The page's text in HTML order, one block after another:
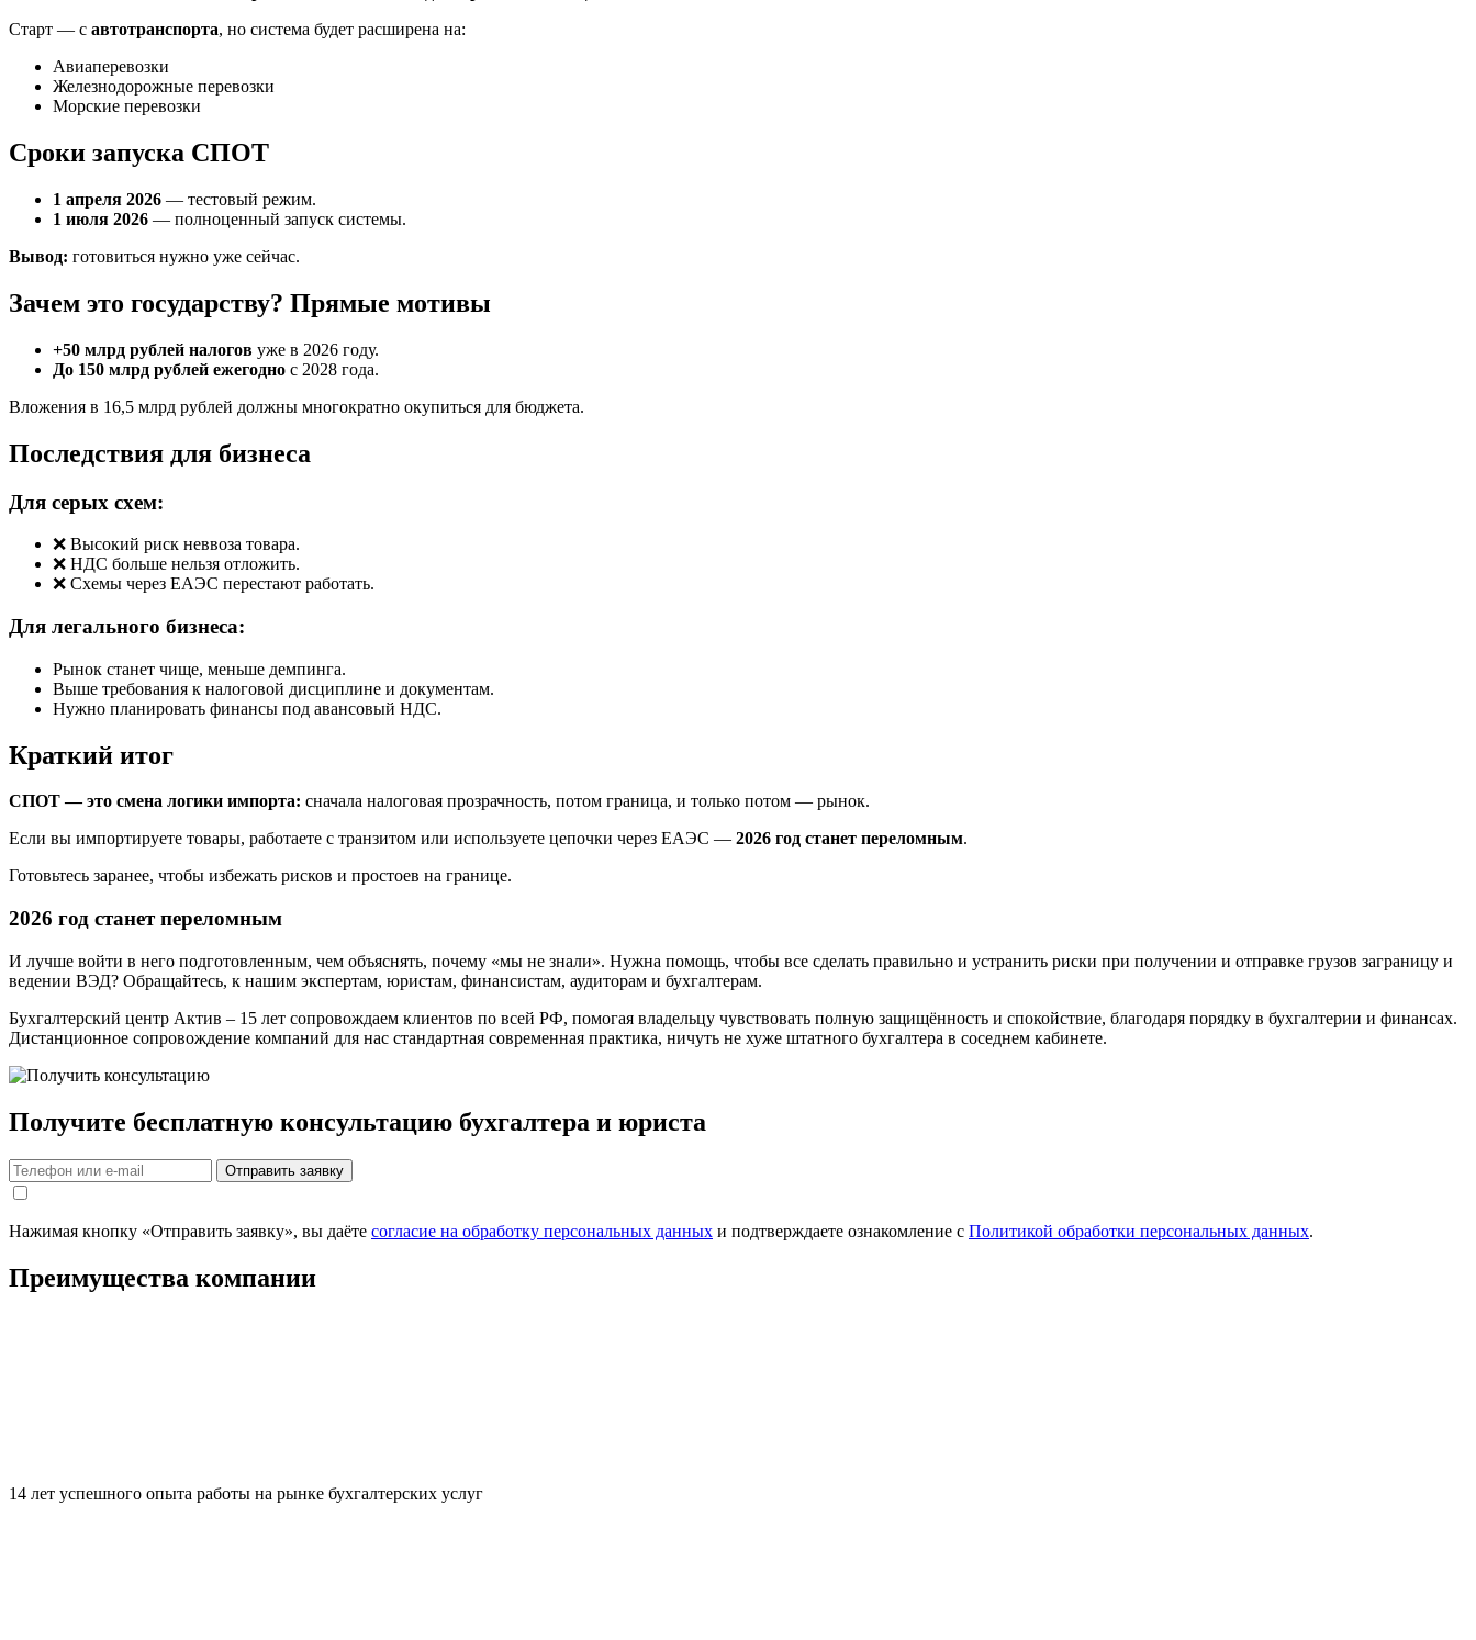
Старт — с автотранспорта, но система будет расширена на:
Авиаперевозки
Железнодорожные перевозки
Морские перевозки
Сроки запуска СПОТ
1 апреля 2026 — тестовый режим.
1 июля 2026 — полноценный запуск системы.
Вывод: готовиться нужно уже сейчас.
Зачем это государству? Прямые мотивы
+50 млрд рублей налогов уже в 2026 году.
До 150 млрд рублей ежегодно с 2028 года.
Вложения в 16,5 млрд рублей должны многократно окупиться для бюджета.
Последствия для бизнеса
Для серых схем:
❌ Высокий риск неввоза товара.
❌ НДС больше нельзя отложить.
❌ Схемы через ЕАЭС перестают работать.
Для легального бизнеса:
Рынок станет чище, меньше демпинга.
Выше требования к налоговой дисциплине и документам.
Нужно планировать финансы под авансовый НДС.
Краткий итог
СПОТ — это смена логики импорта: сначала налоговая прозрачность, потом граница, и только потом — рынок.
Если вы импортируете товары, работаете с транзитом или используете цепочки через ЕАЭС — 2026 год станет переломным.
Готовьтесь заранее, чтобы избежать рисков и простоев на границе.
2026 год станет переломным
И лучше войти в него подготовленным, чем объяснять, почему «мы не знали». Нужна помощь, чтобы все сделать правильно и устранить риски при получении и отправке грузов заграницу и
ведении ВЭД? Обращайтесь, к нашим экспертам, юристам, финансистам, аудиторам и бухгалтерам.
Бухгалтерский центр Актив – 15 лет сопровождаем клиентов по всей РФ, помогая владельцу чувствовать полную защищённость и спокойствие, благодаря порядку в бухгалтерии и финансах.
Дистанционное сопровождение компаний для нас стандартная современная практика, ничуть не хуже штатного бухгалтера в соседнем кабинете.
Получите бесплатную консультацию бухгалтера и юриста
Нажимая кнопку «Отправить заявку», вы даёте согласие на обработку персональных данных и подтверждаете ознакомление с Политикой обработки персональных данных.
Преимущества компании
14 лет успешного опыта работы на рынке бухгалтерских услуг